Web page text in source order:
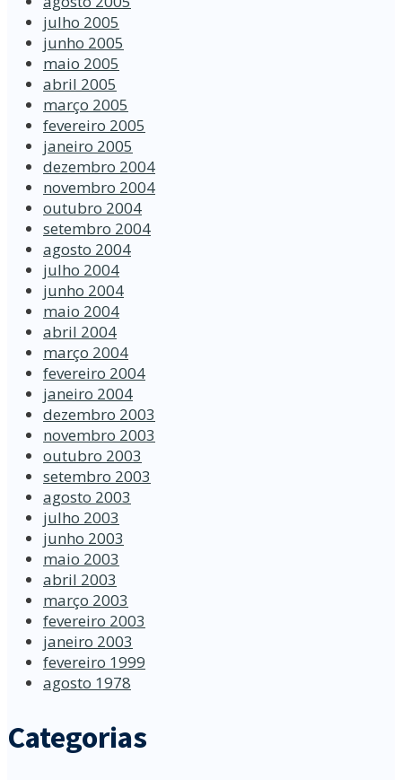
julho 2005
junho 2005
maio 2005
abril 2005
março 2005
fevereiro 2005
janeiro 2005
dezembro 2004
novembro 2004
outubro 2004
setembro 2004
agosto 2004
julho 2004
junho 2004
maio 2004
abril 2004
março 2004
fevereiro 2004
janeiro 2004
dezembro 2003
novembro 2003
outubro 2003
setembro 2003
agosto 2003
julho 2003
junho 2003
maio 2003
abril 2003
março 2003
fevereiro 2003
janeiro 2003
fevereiro 1999
agosto 1978
Categorias